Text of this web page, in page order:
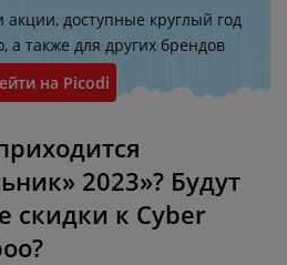
доступные круглый год
а также для других брендов
на Picodi
2023»? Будут
скидки к Cyber